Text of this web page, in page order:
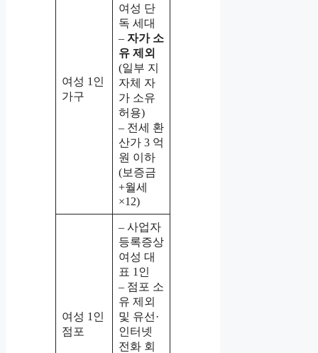
여성 1인
가구
여성 단
독 세대
– 자가 소
유 제외
(일부 지
자체 자
가 소유
허용)
– 전세 환
산가 3 억
원 이하
(보증금
+월세
×12)
여성 1인
점포
– 사업자
등록증상
여성 대
표 1인
– 점포 소
유 제외
및 유선·
인터넷
전화 회